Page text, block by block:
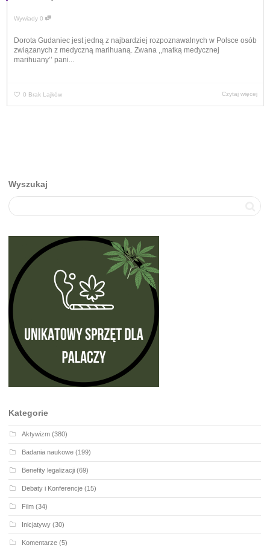
Wywiady 0
Dorota Gudaniec jest jedną z najbardziej rozpoznawalnych w Polsce osób
związanych z medyczną marihuaną. Zwana ,,matką medycznej
marihuany’’ pani...
0 Brak Lajków Czytaj więcej
Wyszukaj
Kategorie
Aktywizm (380)
Badania naukowe (199)
Benefity legalizacji (69)
Debaty i Konferencje (15)
Film (34)
Inicjatywy (30)
Komentarze (5)